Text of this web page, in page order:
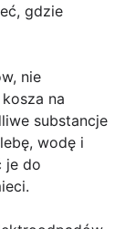
gdzie
nie
na
substancje
wodę i
je do